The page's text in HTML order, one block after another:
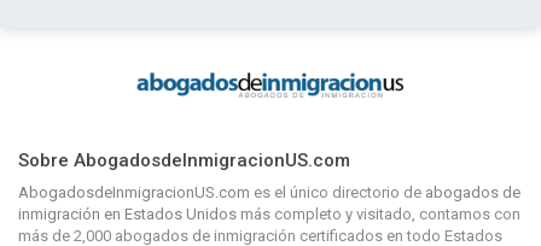
Sobre AbogadosdeInmigracionUS.com
AbogadosdeInmigracionUS.com es el único directorio de abogados de
inmigración en Estados Unidos más completo y visitado, contamos con
más de 2,000 abogados de inmigración certificados en todo Estados